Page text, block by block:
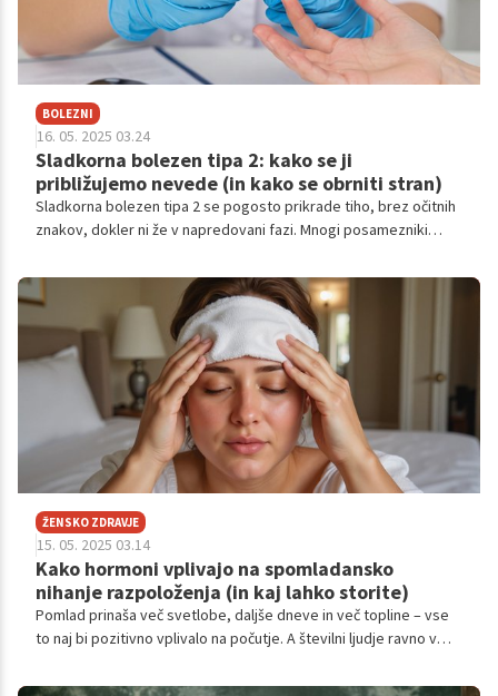
BOLEZNI
16. 05. 2025 03.24
Sladkorna bolezen tipa 2: kako se ji
približujemo nevede (in kako se obrniti stran)
Sladkorna bolezen tipa 2 se pogosto prikrade tiho, brez očitnih
znakov, dokler ni že v napredovani fazi. Mnogi posamezniki
njihovo telo v stanju kroničnega neravnovesja.
ŽENSKO ZDRAVJE
15. 05. 2025 03.14
Kako hormoni vplivajo na spomladansko
nihanje razpoloženja (in kaj lahko storite)
Pomlad prinaša več svetlobe, daljše dneve in več topline – vse
to naj bi pozitivno vplivalo na počutje. A številni ljudje ravno v
razdražljivost ali celo občutke žalosti.